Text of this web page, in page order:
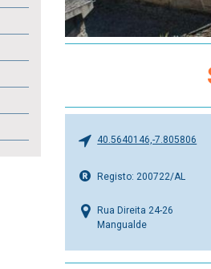
40.5640146,-7.805806
Registo: 200722/AL
Rua Direita 24-26
Mangualde